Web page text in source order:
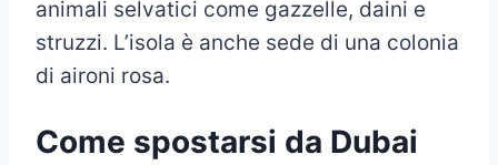
animali selvatici come gazzelle, daini e
struzzi. L’isola è anche sede di una colonia
di aironi rosa.
Come spostarsi da Dubai